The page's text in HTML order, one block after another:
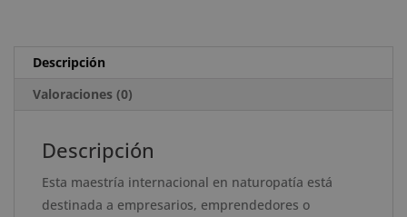
Apostilla
cantidad
Descripción
Valoraciones (0)
Descripción
Esta maestría internacional en naturopatía está
destinada a empresarios, emprendedores o